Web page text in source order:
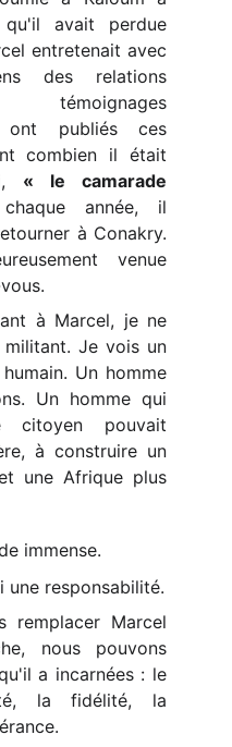
avait perdue
entretenait avec
des relations
témoignages
ont publiés ces
combien il était
« le camarade
année, il
à Conakry.
venue
à Marcel, je ne
militant. Je vois un
Un homme
Un homme qui
citoyen pouvait
à construire un
une Afrique plus
immense.
une responsabilité.
remplacer Marcel
nous pouvons
a incarnées : le
la fidélité, la